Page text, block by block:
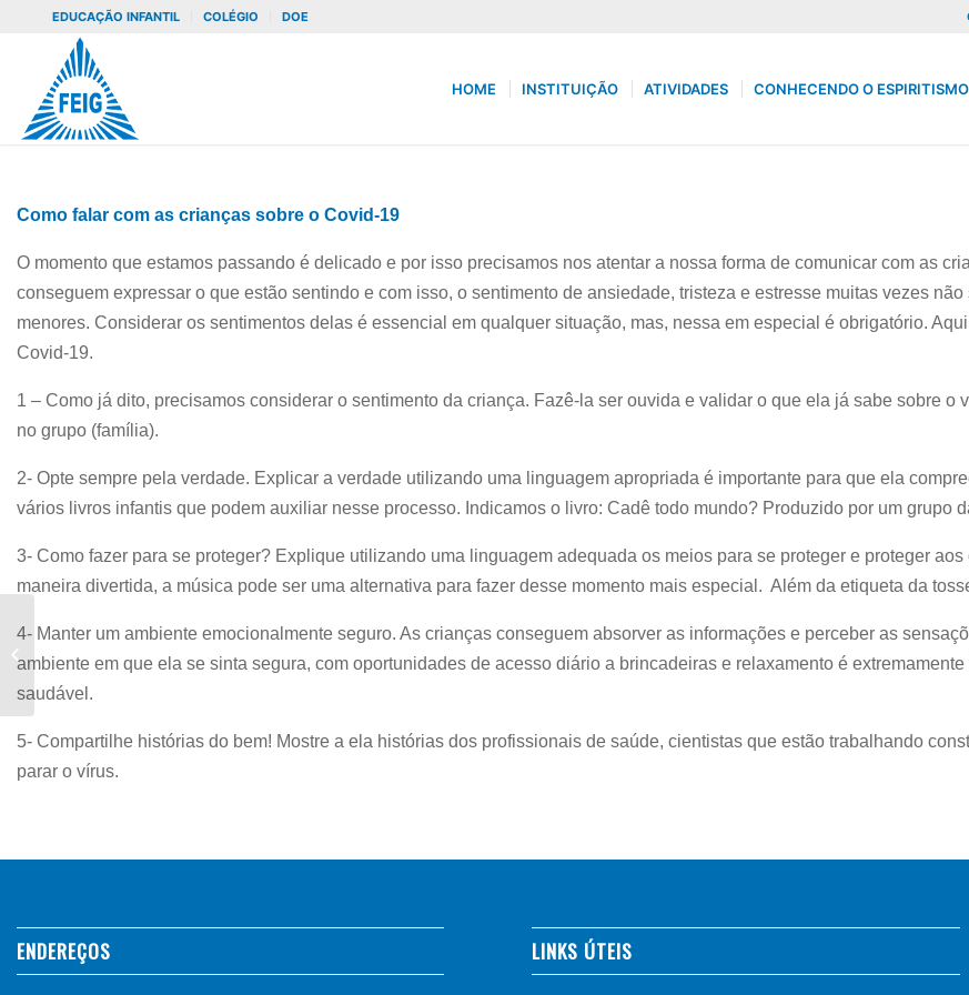
EDUCAÇÃO INFANTIL COLÉGIO DOE
HOME INSTITUIÇÃO ATIVIDADES CONHECENDO O ESPIRITISMO
Como falar com as crianças sobre o Covid-19
O momento que estamos passando é delicado e por isso precisamos nos atentar a nossa forma de comunicar com as
conseguem expressar o que estão sentindo e com isso, o sentimento de ansiedade, tristeza e estresse muitas vezes
menores. Considerar os sentimentos delas é essencial em qualquer situação, mas, nessa em especial é obrigatório.
Covid-19.
1 – Como já dito, precisamos considerar o sentimento da criança. Fazê-la ser ouvida e validar o que ela já sabe sobre
no grupo (família).
2- Opte sempre pela verdade. Explicar a verdade utilizando uma linguagem apropriada é importante para que ela
vários livros infantis que podem auxiliar nesse processo. Indicamos o livro: Cadê todo mundo? Produzido por um grupo
3- Como fazer para se proteger? Explique utilizando uma linguagem adequada os meios para se proteger e proteger
maneira divertida, a música pode ser uma alternativa para fazer desse momento mais especial. Além da etiqueta da
4- Manter um ambiente emocionalmente seguro. As crianças conseguem absorver as informações e perceber as
ambiente em que ela se sinta segura, com oportunidades de acesso diário a brincadeiras e relaxamento é
saudável.
5- Compartilhe histórias do bem! Mostre a ela histórias dos profissionais de saúde, cientistas que estão trabalhando
parar o vírus.
ENDEREÇOS LINKS ÚTEIS
Livro: Ênio Wendling –
Pela vereda mediúnica